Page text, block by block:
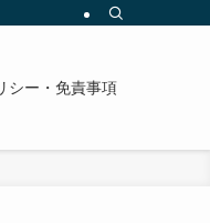
シー・免責事項